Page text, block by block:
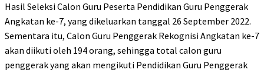
Hasil Seleksi Calon Guru Peserta Pendidikan Guru Penggerak
Angkatan ke-7, yang dikeluarkan tanggal 26 September 2022.
Sementara itu, Calon Guru Penggerak Rekognisi Angkatan ke-7
akan diikuti oleh 194 orang, sehingga total calon guru
penggerak yang akan mengikuti Pendidikan Guru Penggerak